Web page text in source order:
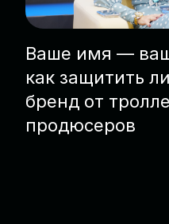
Ваше имя —
как защитить
бренд от
продюсеров